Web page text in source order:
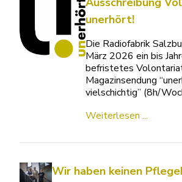
unerhört!
Die Radiofabrik
März 2026 ein bis
befristetes
Magazinsendung
vielschichtig” (8h/
Weiterlesen ...
Wir haben keinen